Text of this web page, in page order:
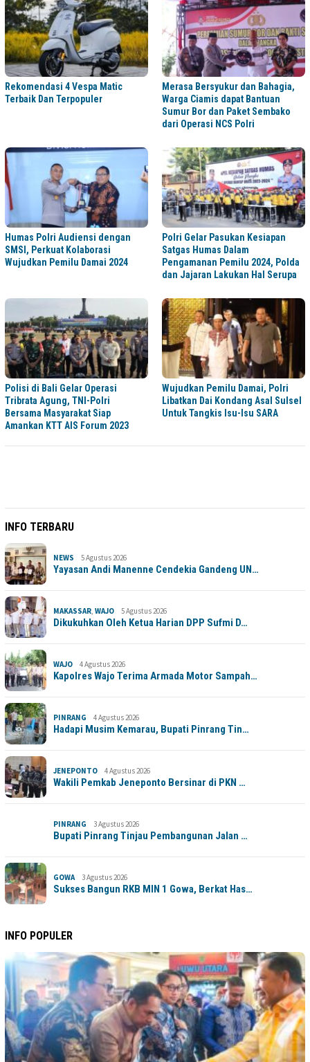
Rekomendasi 4 Vespa Matic
Terbaik Dan Terpopuler
Merasa Bersyukur dan Bahagia,
Warga Ciamis dapat Bantuan
Sumur Bor dan Paket Sembako
dari Operasi NCS Polri
Humas Polri Audiensi dengan
SMSI, Perkuat Kolaborasi
Wujudkan Pemilu Damai 2024
Polri Gelar Pasukan Kesiapan
Satgas Humas Dalam
Pengamanan Pemilu 2024, Polda
dan Jajaran Lakukan Hal Serupa
Polisi di Bali Gelar Operasi
Tribrata Agung, TNI-Polri
Bersama Masyarakat Siap
Amankan KTT AIS Forum 2023
Wujudkan Pemilu Damai, Polri
Libatkan Dai Kondang Asal Sulsel
Untuk Tangkis Isu-Isu SARA
INFO TERBARU
NEWS 5 Agustus 2026
Yayasan Andi Manenne Cendekia Gandeng UN…
MAKASSAR WAJO 5 Agustus 2026
Dikukuhkan Oleh Ketua Harian DPP Sufmi D…
WAJO 4 Agustus 2026
Kapolres Wajo Terima Armada Motor Sampah…
PINRANG 4 Agustus 2026
Hadapi Musim Kemarau, Bupati Pinrang Tin…
JENEPONTO 4 Agustus 2026
Wakili Pemkab Jeneponto Bersinar di PKN …
PINRANG 3 Agustus 2026
Bupati Pinrang Tinjau Pembangunan Jalan …
GOWA 3 Agustus 2026
Sukses Bangun RKB MIN 1 Gowa, Berkat Has…
INFO POPULER